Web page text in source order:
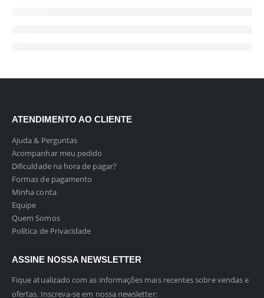
ATENDIMENTO AO CLIENTE
Ajuda & Perguntas
Acompanhar meu pedido
Dificuldade na hora de pagar?
Formas de pagamento
Minha conta
Equipe
Quem Somos
Política de Privacidade
ASSINE NOSSA NEWSLETTER
Fique atualizado com as informações mais recentes sobre vendas e
ofertas. Inscreva-se em nossa newsletter: